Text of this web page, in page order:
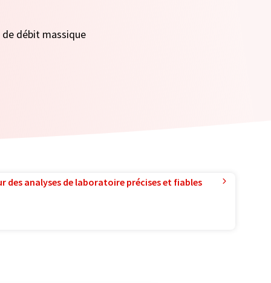
débit massique
des analyses de laboratoire précises et fiables